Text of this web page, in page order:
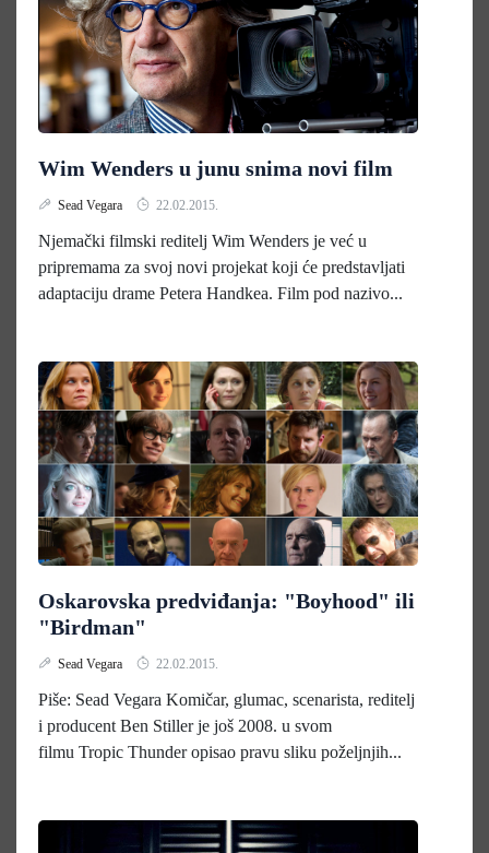
Wim Wenders u junu snima novi film
Sead Vegara 22.02.2015.
Njemački filmski reditelj Wim Wenders je već u
pripremama za svoj novi projekat koji će predstavljati
adaptaciju drame Petera Handkea. Film pod nazivo...
Oskarovska predviđanja: "Boyhood" ili
"Birdman"
Sead Vegara 22.02.2015.
Piše: Sead Vegara Komičar, glumac, scenarista, reditelj
i producent Ben Stiller je još 2008. u svom
filmu Tropic Thunder opisao pravu sliku poželjnjih...